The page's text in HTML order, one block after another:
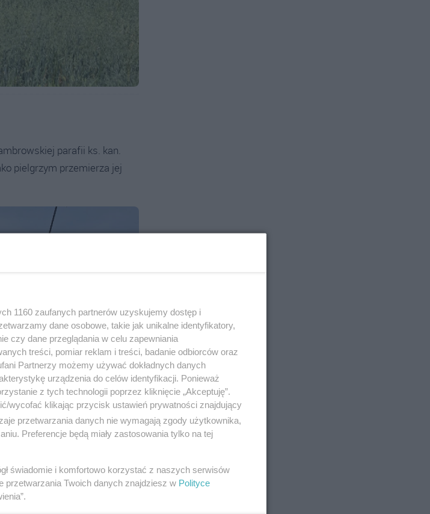
parafii ks. kan.
pielgrzym przemierza jej
1160 zaufanych partnerów uzyskujemy dostęp i
dane osobowe, takie jak unikalne identyfikatory,
czy dane przeglądania w celu zapewniania
treści, pomiar reklam i treści, badanie odbiorców oraz
Partnerzy możemy używać dokładnych danych
urządzenia do celów identyfikacji. Ponieważ
z tych technologii poprzez kliknięcie „Akceptuję”.
wycofać klikając przycisk ustawień prywatności znajdujący
przetwarzania danych nie wymagają zgody użytkownika,
Preferencje będą miały zastosowania tylko na tej
świadomie i komfortowo korzystać z naszych serwisów
przetwarzania Twoich danych znajdziesz w Polityce